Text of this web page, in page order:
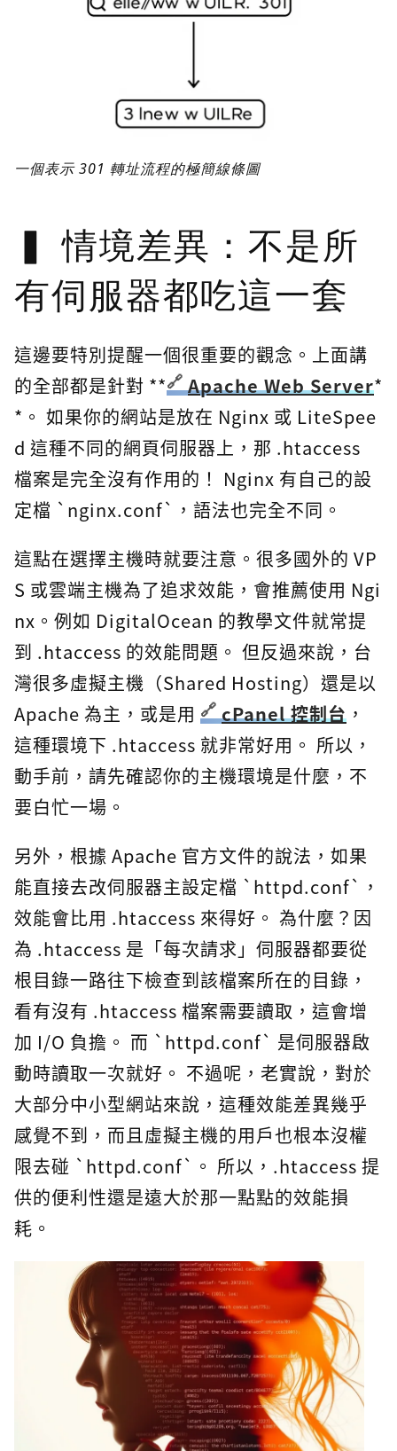
一個表示 301 轉址流程的極簡線條圖
情境差異：不是所
有伺服器都吃這一套
這邊要特別提醒一個很重要的觀念。上面講
的全部都是針對 **
Apache Web Server*
*。 如果你的網站是放在 Nginx 或 LiteSpee
d 這種不同的網頁伺服器上，那 .htaccess
檔案是完全沒有作用的！ Nginx 有自己的設
定檔 `nginx.conf`，語法也完全不同。
這點在選擇主機時就要注意。很多國外的 VP
S 或雲端主機為了追求效能，會推薦使用 Ngi
nx。例如 DigitalOcean 的教學文件就常提
到 .htaccess 的效能問題。 但反過來說，台
灣很多虛擬主機（Shared Hosting）還是以
Apache 為主，或是用
cPanel 控制台 ，
這種環境下 .htaccess 就非常好用。 所以，
動手前，請先確認你的主機環境是什麼，不
要白忙一場。
另外，根據 Apache 官方文件的說法，如果
能直接去改伺服器主設定檔 `httpd.conf`，
效能會比用 .htaccess 來得好。 為什麼？因
為 .htaccess 是「每次請求」伺服器都要從
根目錄一路往下檢查到該檔案所在的目錄，
看有沒有 .htaccess 檔案需要讀取，這會增
加 I/O 負擔。 而 `httpd.conf` 是伺服器啟
動時讀取一次就好。 不過呢，老實說，對於
大部分中小型網站來說，這種效能差異幾乎
感覺不到，而且虛擬主機的用戶也根本沒權
限去碰 `httpd.conf`。 所以，.htaccess 提
供的便利性還是遠大於那一點點的效能損
耗。